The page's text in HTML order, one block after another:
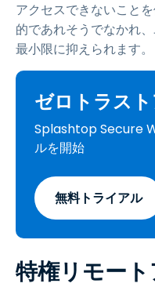
アクセスできないこと
的であれそうでなかれ
最小限に抑えられます。
ゼロトラス
Splashtop Secure
ルを開始
無料トライアル
特権リモー